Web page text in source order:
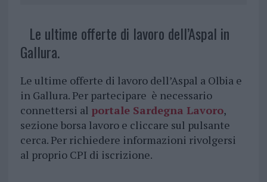
Le ultime offerte di lavoro dell’Aspal in
Gallura.
Le ultime offerte di lavoro dell’Aspal a Olbia e
in Gallura. Per partecipare è necessario
connettersi al portale Sardegna Lavoro,
sezione borsa lavoro e cliccare sul pulsante
cerca. Per richiedere informazioni rivolgersi
al proprio CPI di iscrizione.